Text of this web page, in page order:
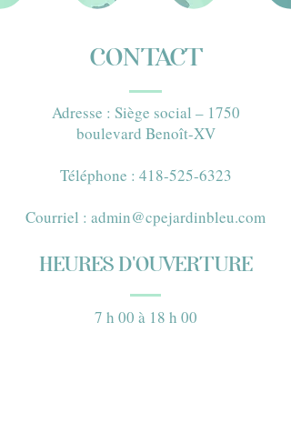
CONTACT
Adresse : Siège social – 1750
boulevard Benoît-XV​
Téléphone : 418-525-6323​
Courriel : admin@cpejardinbleu.com
HEURES D'OUVERTURE
7 h 00 à 18 h 00